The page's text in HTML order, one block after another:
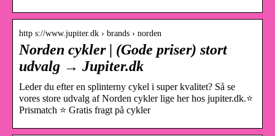
http s://www.jupiter.dk › brands › norden
Norden cykler | (Gode priser) stort
udvalg → Jupiter.dk
Leder du efter en splinterny cykel i super kvalitet? Så se
vores store udvalg af Norden cykler lige her hos jupiter.dk.⭐
Prismatch ⭐ Gratis fragt på cykler